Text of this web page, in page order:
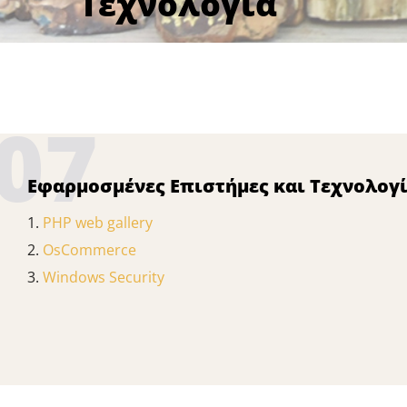
Εφαρμοσμένες Επιστήμες και
1. PHP web gallery
2. OsCommerce
3. Windows Security